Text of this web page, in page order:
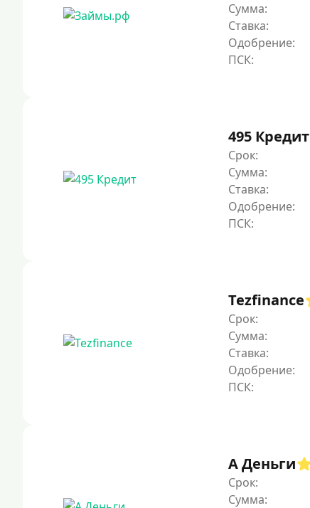
Сумма:
Ставка:
Одобрение:
495 Кредит
Срок:
Сумма:
Ставка:
Одобрение:
Tezfinance
Срок:
Сумма:
Ставка:
Одобрение:
А Деньги
Срок:
Сумма: